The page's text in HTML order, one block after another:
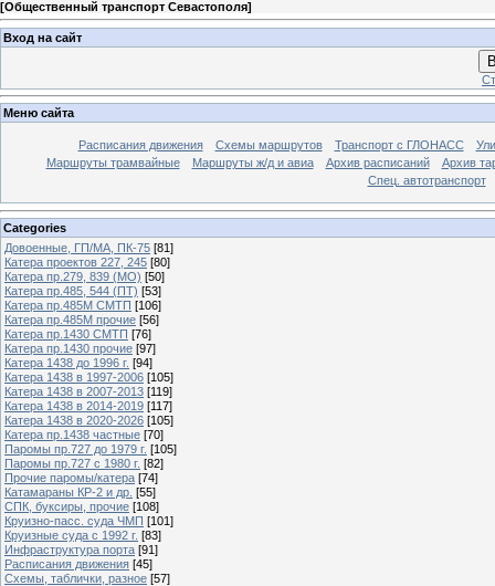
[Общественный транспорт Севастополя]
Вход на сайт
Меню сайта
Расписания движения Схемы маршрутов Транспорт с ГЛОНАСС
Маршруты трамвайные
Маршруты ж/д и авиа Архив расписаний
Архив
Спец. автотранспорт
Categories
Довоенные, ГП/МА, ПК-75 [81]
Катера проектов 227, 245 [80]
Катера пр.279, 839 (МО) [50]
Катера пр.485, 544 (ПТ) [53]
Катера пр.485М СМТП [106]
Катера пр.485М прочие [56]
Катера пр.1430 СМТП [76]
Катера пр.1430 прочие [97]
Катера 1438 до 1996 г. [94]
Катера 1438 в 1997-2006 [105]
Катера 1438 в 2007-2013 [119]
Катера 1438 в 2014-2019 [117]
Катера 1438 в 2020-2026 [105]
Катера пр.1438 частные [70]
Паромы пр.727 до 1979 г. [105]
Паромы пр.727 с 1980 г. [82]
Прочие паромы/катера [74]
Катамараны КР-2 и др. [55]
СПК, буксиры, прочие [108]
Круизно-пасс. суда ЧМП [101]
Круизные суда с 1992 г. [83]
Инфраструктура порта [91]
Расписания движения [45]
Схемы, таблички, разное [57]